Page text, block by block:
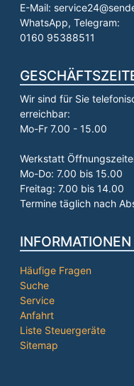
E-Mail:
WhatsApp, Telegram:
0160 95388511
Wir sind für Sie
erreichbar:
Mo-Fr 7.00 - 15.00
Werkstatt
Mo-Do: 7.00 bis 15.00
Freitag: 7.00 bis 14.00
Termine täglich nach
INFORMATIONEN
Häufige Fragen
Suche
Service
Anfahrt
Liste Steuergeräte
Sitemap